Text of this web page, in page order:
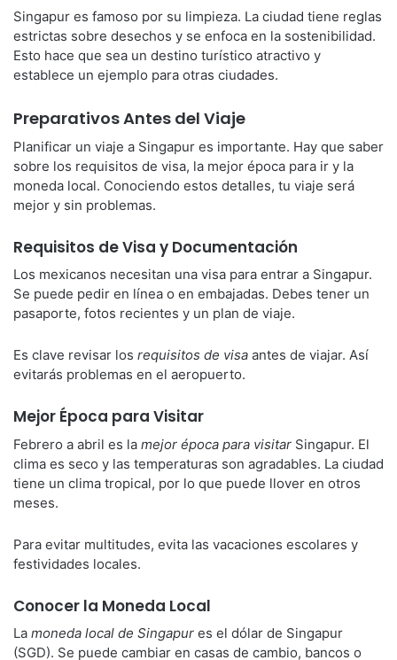
Singapur es famoso por su limpieza. La ciudad tiene reglas
estrictas sobre desechos y se enfoca en la sostenibilidad.
Esto hace que sea un destino turístico atractivo y
establece un ejemplo para otras ciudades.
Preparativos Antes del Viaje
Planificar un viaje a Singapur es importante. Hay que saber
sobre los requisitos de visa, la mejor época para ir y la
moneda local. Conociendo estos detalles, tu viaje será
mejor y sin problemas.
Requisitos de Visa y Documentación
Los mexicanos necesitan una visa para entrar a Singapur.
Se puede pedir en línea o en embajadas. Debes tener un
pasaporte, fotos recientes y un plan de viaje.
Es clave revisar los requisitos de visa antes de viajar. Así
evitarás problemas en el aeropuerto.
Mejor Época para Visitar
Febrero a abril es la mejor época para visitar Singapur. El
clima es seco y las temperaturas son agradables. La ciudad
tiene un clima tropical, por lo que puede llover en otros
meses.
Para evitar multitudes, evita las vacaciones escolares y
festividades locales.
Conocer la Moneda Local
La moneda local de Singapur es el dólar de Singapur
(SGD). Se puede cambiar en casas de cambio, bancos o